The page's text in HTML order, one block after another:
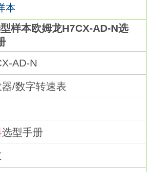
本
样本欧姆龙H7CX-AD-N选
AD-N
/数字转速表
选型手册